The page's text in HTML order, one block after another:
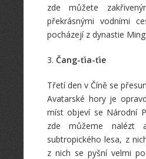
zde můžete
překrásnými vodními
pocházejí z dynastie
3. Čang-ťia-ťie
Třetí den v Číně se
Avatarské hory je
míst objeví se Národní
zde můžeme nalézt
subtropického lesa, z
z nich se pyšní velmi